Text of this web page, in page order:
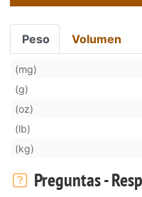
Peso Volumen
(mg)
(g)
(oz)
(lb)
(kg)
Preguntas -